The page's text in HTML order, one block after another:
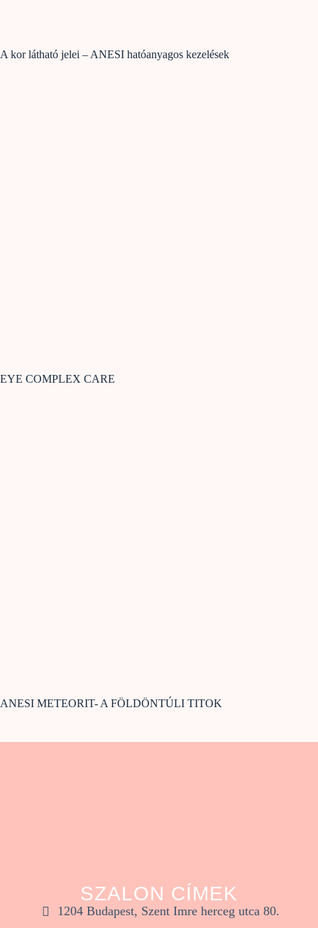
A kor látható jelei – ANESI hatóanyagos kezelések
EYE COMPLEX CARE
ANESI METEORIT- A FÖLDÖNTÚLI TITOK
SZALON CÍMEK
1204 Budapest, Szent Imre herceg utca 80.